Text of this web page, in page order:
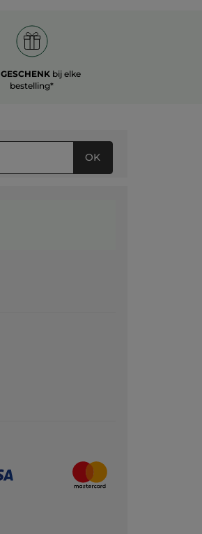
GESCHENK bij elke
bestelling*
OK